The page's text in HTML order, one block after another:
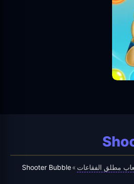
مطلق الفقاعات »
Shooter Bubble